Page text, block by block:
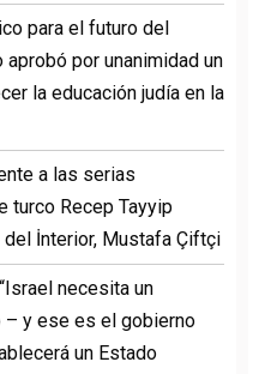
para el futuro del
aprobó por unanimidad un
la educación judía en la
a las serias
turco Recep Tayyip
İnterior, Mustafa Çiftçi
necesita un
– y ese es el gobierno
un Estado